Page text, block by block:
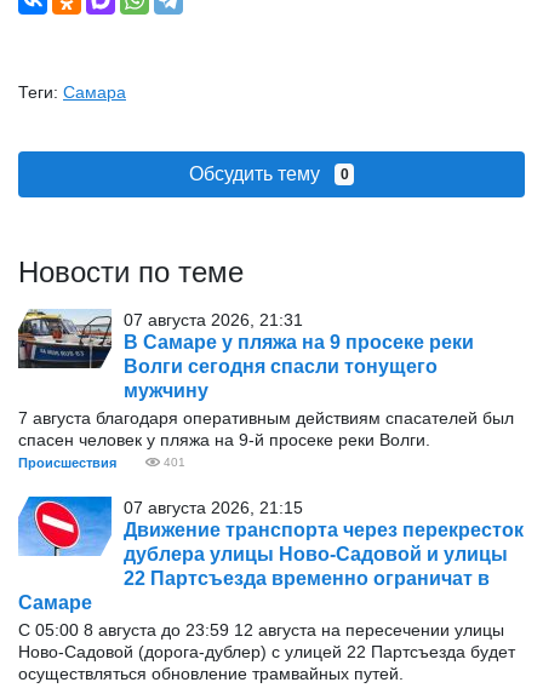
Теги: Самара
Обсудить тему 0
Новости по теме
07 августа 2026, 21:31
В Самаре у пляжа на 9 просеке реки
Волги сегодня спасли тонущего
мужчину
7 августа благодаря оперативным действиям спасателей был
спасен человек у пляжа на 9-й просеке реки Волги.
Происшествия 401
07 августа 2026, 21:15
Движение транспорта через перекресток
дублера улицы Ново-Садовой и улицы
22 Партсъезда временно ограничат в
Самаре
С 05:00 8 августа до 23:59 12 августа на пересечении улицы
Ново-Садовой (дорога-дублер) с улицей 22 Партсъезда будет
осуществляться обновление трамвайных путей.